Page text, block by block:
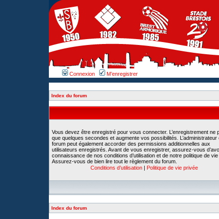
Connexion M’enregistrer
Index du forum
Vous devez être enregistré pour vous connecter. L’enregistrement ne
que quelques secondes et augmente vos possibilités. L’administrateur
forum peut également accorder des permissions additionnelles aux
utilisateurs enregistrés. Avant de vous enregistrer, assurez-vous
connaissance de nos conditions d’utilisation et de notre politique de
Assurez-vous de bien lire tout le règlement du forum.
Conditions d’utilisation | Politique de vie privée
Index du forum